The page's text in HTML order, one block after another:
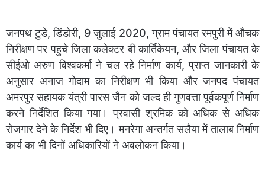
जनपथ टुडे, डिंडोरी, 9 जुलाई 2020, ग्राम पंचायत रमपुरी में औचक
निरीक्षण पर पहुचे जिला कलेक्टर बी कार्तिकेयन, और जिला पंचायत के
सीईओ अरुण विश्वकर्मा ने चल रहे निर्माण कार्य, प्राप्त जानकारी के
अनुसार अनाज गोदाम का निरीक्षण भी किया और जनपद पंचायत
अमरपुर सहायक यंत्री पारस जैन को जल्द ही गुणवत्ता पूर्वकपूर्ण निर्माण
करने निर्देशित किया गया। प्रवासी श्रमिक को अधिक से अधिक
रोजगार देने के निर्देश भी दिए। मनरेगा अन्तर्गत सलैया में तालाब निर्माण
कार्य का भी दिनों अधिकारियों ने अवलोकन किया।